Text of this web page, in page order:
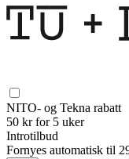
NITO- og Tekna rabatt
50 kr for 5 uker
Introtilbud
Fornyes automatisk til